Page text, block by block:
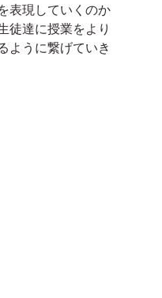
表現していくのか
徒達に授業をより
ように繋げていき